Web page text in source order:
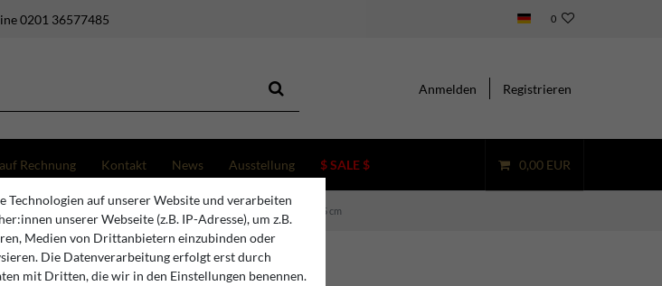
0201 36577485 0
Anmelden Registrieren
Rechnung Kontakt News Ausstellung $ SALE $ 0,00 EUR
im Landhausstil, Kiefer & MDF, 6 Türen, 12 Schubladen, 235 x 225 x 55/45 cm
Casa Padrino
Technologien auf unserer Website und verarbeiten
unserer Webseite (z.B. IP-Adresse), um z.B.
Medien von Drittanbietern einzubinden oder
Die Datenverarbeitung erfolgt erst durch
mit Dritten, die wir in den Einstellungen benennen.